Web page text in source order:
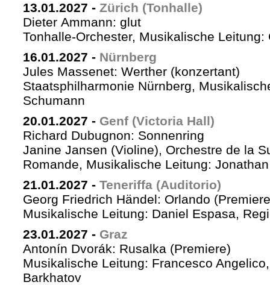
13.01.2027 - Zürich (Tonhalle)
Dieter Ammann: glut
Tonhalle-Orchester, Musikalische Leitung:
16.01.2027 - Nürnberg
Jules Massenet: Werther (konzertant)
Staatsphilharmonie Nürnberg,
Schumann
20.01.2027 - Genf (Victoria Hall)
Richard Dubugnon: Sonnenring
Janine Jansen (Violine), Orchestre de la
Romande, Musikalische Leitung:
21.01.2027 - Teneriffa (Auditorio)
Georg Friedrich Händel: Orlando
Musikalische Leitung: Daniel Espasa,
23.01.2027 - Graz
Antonín Dvorák: Rusalka (Premiere)
Musikalische Leitung: Francesco
Barkhatov